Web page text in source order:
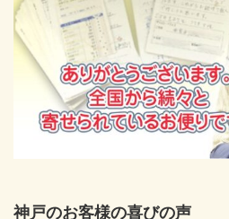
神戸のお客様の喜びの声